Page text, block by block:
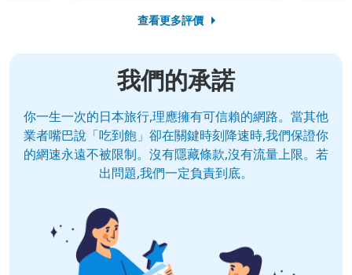
查看更多評價
我們的承諾
你一生一次的日本旅行,理應擁有可信賴的網路。當其他
業者嘴巴說「吃到飽」卻在關鍵時刻降速時,我們保證你
的網速永遠不被限制。沒有隱藏條款,沒有流量上限。若
出問題,我們一定負責到底。